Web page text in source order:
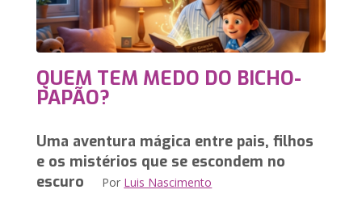
QUEM TEM MEDO DO BICHO-
PAPÃO?
Uma aventura mágica entre pais, filhos
e os mistérios que se escondem no
escuro Por Luis Nascimento